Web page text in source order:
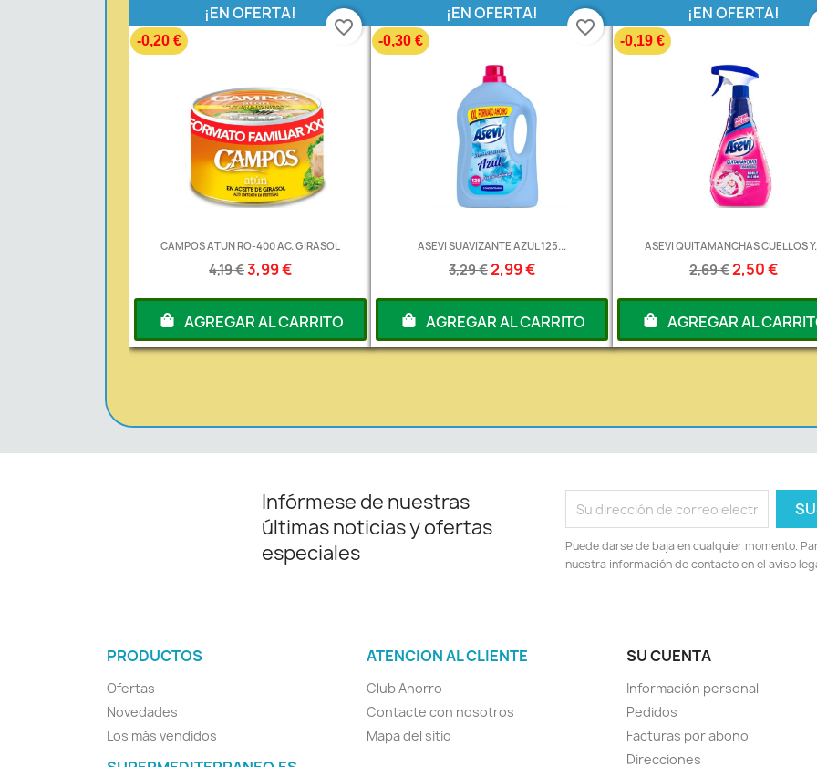
CAMPOS ATUN RO-400 AC. GIRASOL
4,19 €3,99 €
¡EN OFERTA!
-0,20 €
AGREGAR AL CARRITO
favorite_border
ASEVI SUAVIZANTE AZUL 125...
3,29 €2,99 €
¡EN OFERTA!
-0,30 €
AGREGAR AL CARRITO
favorite_border
ASEVI QUITAMANCHAS CUELLOS
2,69 €2,50 €
¡EN OFERTA!
-0,19 €
AGREGAR AL
Infórmese de nuestras
últimas noticias y ofertas
especiales
Puede darse de baja en cualquier momento.
nuestra información de contacto en el aviso
PRODUCTOS
Ofertas
Novedades
Los más vendidos
ATENCION AL CLIENTE
Club Ahorro
Contacte con nosotros
Mapa del sitio
SU CUENTA
Información personal
Pedidos
Facturas por abono
Direcciones